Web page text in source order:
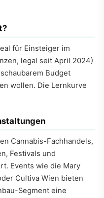
für Einsteiger im
legal seit April 2024)
Budget
wollen. Die Lernkurve
Cannabis-Fachhandels,
Festivals und
Events wie die Mary
Cultiva Wien bieten
Segment eine